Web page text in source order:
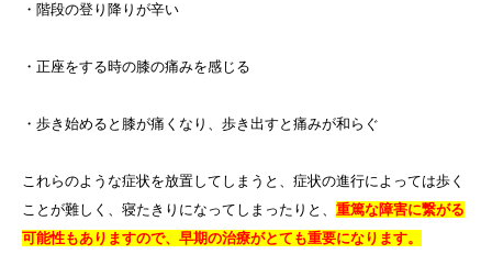
・階段の登り降りが辛い
・正座をする時の膝の痛みを感じる
・歩き始めると膝が痛くなり、歩き出すと痛みが和らぐ
これらのような症状を放置してしまうと、症状の進行によっては歩く
ことが難しく、寝たきりになってしまったりと、 重篤な障害に繋がる
可能性もありますので、早期の治療がとても重要になります。